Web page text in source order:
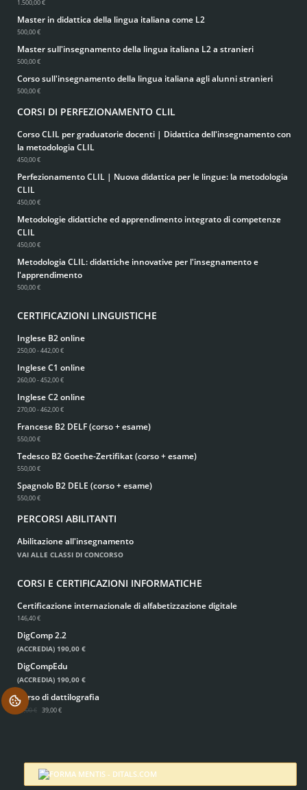
1.500,00 €
Master in didattica della lingua italiana come L2
500,00 €
Master sull'insegnamento della lingua italiana L2 a stranieri
500,00 €
Corso sull'insegnamento della lingua italiana agli alunni stranieri
500,00 €
CORSI DI PERFEZIONAMENTO CLIL
Corso CLIL per graduatorie docenti | Didattica dell'insegnamento con
la metodologia CLIL
450,00 €
Perfezionamento CLIL | Nuova didattica per le lingue: la metodologia
CLIL
450,00 €
Metodologie didattiche ed apprendimento integrato di competenze
CLIL
450,00 €
Metodologia CLIL: didattiche innovative per l'insegnamento e
l'apprendimento
500,00 €
CERTIFICAZIONI LINGUISTICHE
Inglese B2 online
250,00 - 442,00 €
Inglese C1 online
260,00 - 452,00 €
Inglese C2 online
270,00 - 462,00 €
Francese B2 DELF (corso + esame)
550,00 €
Tedesco B2 Goethe-Zertifikat (corso + esame)
550,00 €
Spagnolo B2 DELE (corso + esame)
550,00 €
PERCORSI ABILITANTI
Abilitazione all'insegnamento
VAI ALLE CLASSI DI CONCORSO
CORSI E CERTIFICAZIONI INFORMATICHE
Certificazione internazionale di alfabetizzazione digitale
146,40 €
DigComp 2.2
(ACCREDIA) 190,00 €
DigCompEdu
(ACCREDIA) 190,00 €
Corso di dattilografia
49,00 € 39,00 €
.